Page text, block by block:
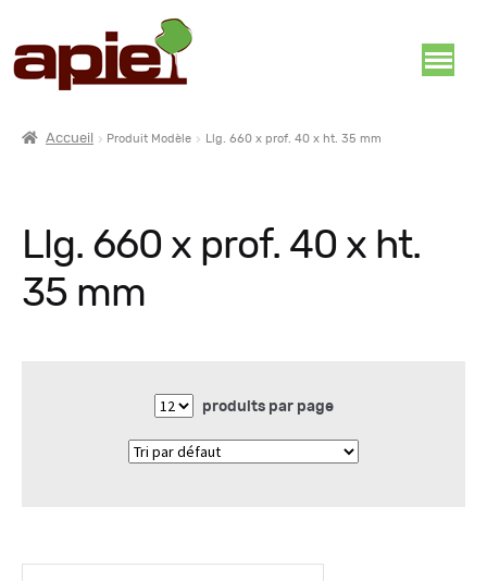
Accueil Produit Modèle Llg. 660 x prof. 40 x ht. 35 mm
Llg. 660 x prof. 40 x ht.
35 mm
produits par page